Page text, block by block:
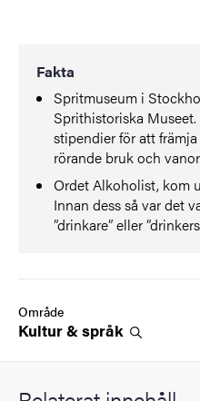
Fakta
Spritmuseum i
Sprithistoriska
stipendier för att
rörande bruk och
Ordet Alkoholist, kom
Innan dess så var det
”drinkare” eller
Område
Kultur &språk